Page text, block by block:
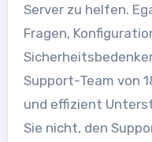
Server zu helfen.
Fragen,
Support-Team von
und effizient
Sie nicht, den